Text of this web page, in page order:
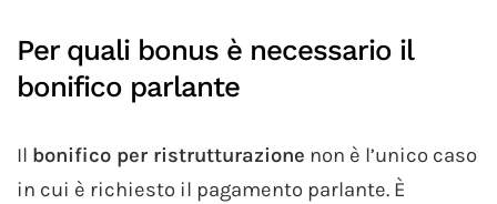
Per quali bonus è necessario il
bonifico parlante
Il bonifico per ristrutturazione non è l’unico caso
in cui è richiesto il pagamento parlante. È